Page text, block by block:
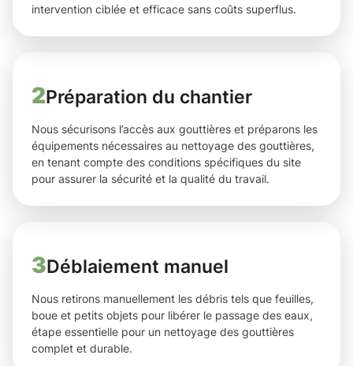
intervention ciblée et efficace sans coûts superflus.
2Préparation du chantier
Nous sécurisons l’accès aux gouttières et préparons les
équipements nécessaires au nettoyage des gouttières,
en tenant compte des conditions spécifiques du site
pour assurer la sécurité et la qualité du travail.
3Déblaiement manuel
Nous retirons manuellement les débris tels que feuilles,
boue et petits objets pour libérer le passage des eaux,
étape essentielle pour un nettoyage des gouttières
complet et durable.